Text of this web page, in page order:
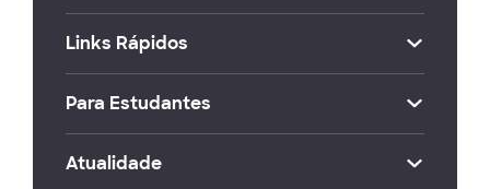
Links Rápidos
Para Estudantes
Atualidade